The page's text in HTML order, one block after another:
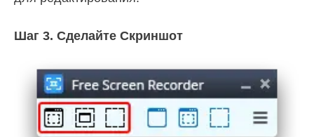
Шаг 3. Сделайте Скриншот